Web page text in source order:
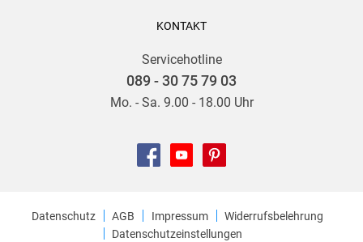
KONTAKT
Servicehotline
089 - 30 75 79 03
Mo. - Sa. 9.00 - 18.00 Uhr
Datenschutz AGB Impressum
Widerrufsbelehrung
Datenschutzeinstellungen